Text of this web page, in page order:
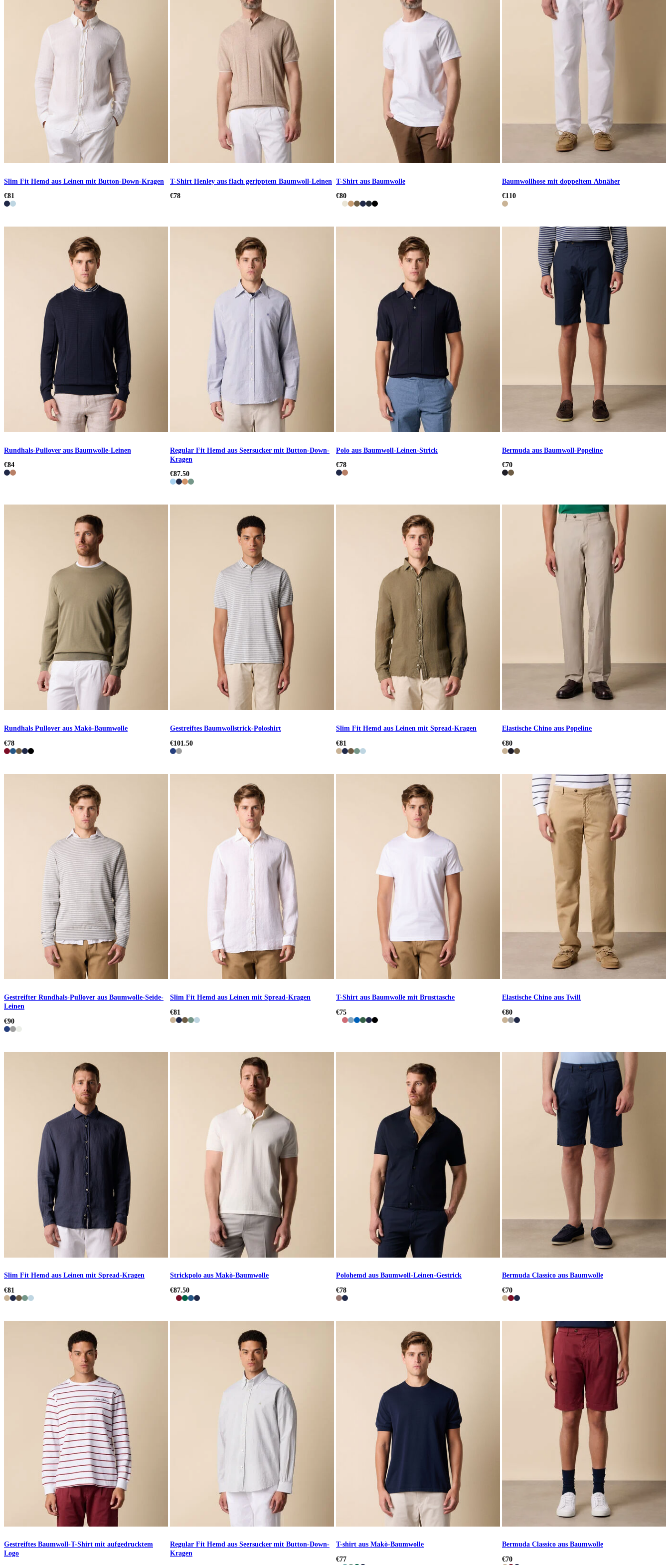
Slim Fit Hemd aus Leinen mit Button-Down-Kragen
€81
T-Shirt Henley aus flach geripptem Baumwoll-Leinen
€78
T-Shirt aus Baumwolle
€80
Baumwollhose mit doppeltem Abnäher
€110
Rundhals-Pullover aus Baumwolle-Leinen
€84
Regular Fit Hemd aus Seersucker mit Button-Down-
Kragen
€87.50
Polo aus Baumwoll-Leinen-Strick
€78
Bermuda aus Baumwoll-Popeline
€70
Rundhals Pullover aus Makò-Baumwolle
€78
Gestreiftes Baumwollstrick-Poloshirt
€101.50
Slim Fit Hemd aus Leinen mit Spread-Kragen
€81
Elastische Chino aus Popeline
€80
Gestreifter Rundhals-Pullover aus Baumwolle-Seide-
Leinen
€90
Slim Fit Hemd aus Leinen mit Spread-Kragen
€81
T-Shirt aus Baumwolle mit Brusttasche
€75
Elastische Chino aus Twill
€80
Slim Fit Hemd aus Leinen mit Spread-Kragen
€81
Strickpolo aus Makò-Baumwolle
€87.50
Polohemd aus Baumwoll-Leinen-Gestrick
€78
Bermuda Classico aus Baumwolle
€70
Gestreiftes Baumwoll-T-Shirt mit aufgedrucktem
Logo
Regular Fit Hemd aus Seersucker mit Button-Down-
Kragen
T-shirt aus Makò-Baumwolle
€77
Bermuda Classico aus Baumwolle
€70